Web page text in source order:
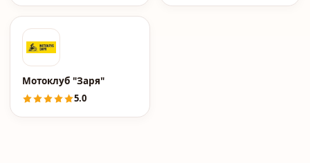
Мотоклуб "Заря"
5.0